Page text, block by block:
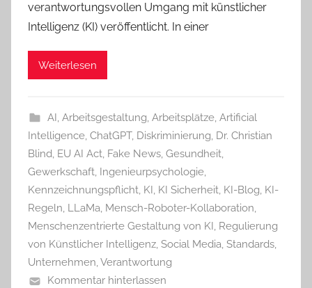
verantwortungsvollen Umgang mit künstlicher
Intelligenz (KI) veröffentlicht. In einer
Weiterlesen
AI, Arbeitsgestaltung, Arbeitsplätze, Artificial
Intelligence, ChatGPT, Diskriminierung, Dr. Christian
Blind, EU AI Act, Fake News, Gesundheit,
Gewerkschaft, Ingenieurpsychologie,
Kennzeichnungspflicht, KI, KI Sicherheit, KI-Blog, KI-
Regeln, LLaMa, Mensch-Roboter-Kollaboration,
Menschenzentrierte Gestaltung von KI, Regulierung
von Künstlicher Intelligenz, Social Media, Standards,
Unternehmen,Verantwortung
Kommentar hinterlassen